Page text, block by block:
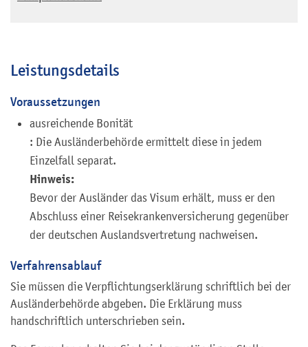
Leistungsdetails
Voraussetzungen
ausreichende Bonität
: Die Ausländerbehörde ermittelt diese in jedem
Einzelfall separat.
Hinweis:
Bevor der Ausländer das Visum erhält, muss er den
Abschluss einer Reisekrankenversicherung gegenüber
der deutschen Auslandsvertretung nachweisen.
Verfahrensablauf
Sie müssen die Verpflichtungserklärung schriftlich bei der
Ausländerbehörde abgeben. Die Erklärung muss
handschriftlich unterschrieben sein.